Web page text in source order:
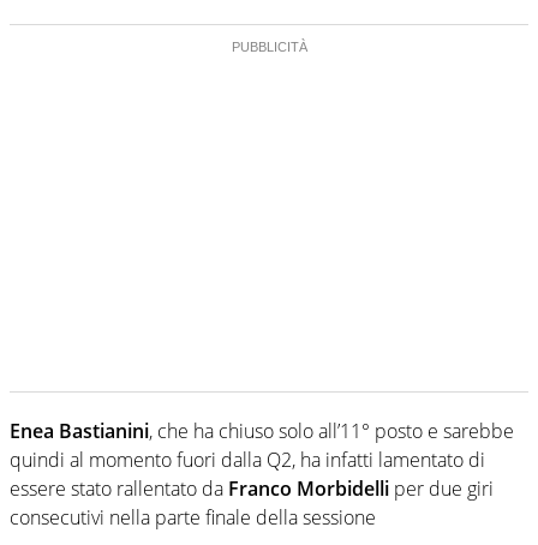
Enea Bastianini, che ha chiuso solo all’11° posto e sarebbe
quindi al momento fuori dalla Q2, ha infatti lamentato di
essere stato rallentato da Franco Morbidelli per due giri
consecutivi nella parte finale della sessione